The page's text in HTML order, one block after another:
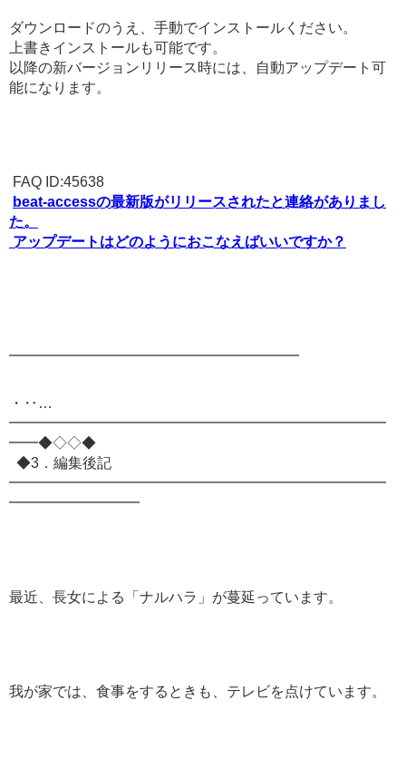
ダウンロードのうえ、手動でインストールください。
上書きインストールも可能です。
以降の新バージョンリリース時には、自動アップデート可
能になります。
FAQ ID:45638
beat-accessの最新版がリリースされたと連絡がありまし
た。
アップデートはどのようにおこなえばいいですか？
━━━━━━━━━━━━━━━━━━━━
・‥…
━━━━━━━━━━━━━━━━━━━━━━━━━━
━━◆◇◇◆
◆3．編集後記
━━━━━━━━━━━━━━━━━━━━━━━━━━
━━━━━━━━━
最近、長女による「ナルハラ」が蔓延っています。
我が家では、食事をするときも、テレビを点けています。